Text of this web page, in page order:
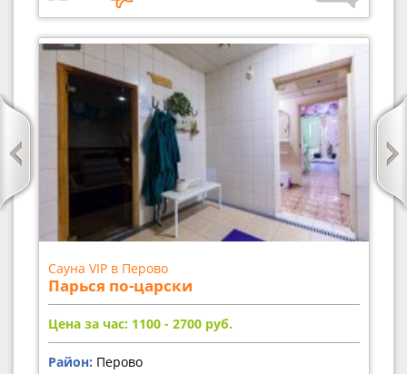
Сауна VIP в Перово
Парься по-царски
Цена за час: 1100 - 2700 руб.
Район: Перово